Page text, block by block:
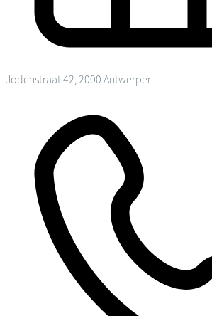
Jodenstraat 42, 2000 Antwerpen